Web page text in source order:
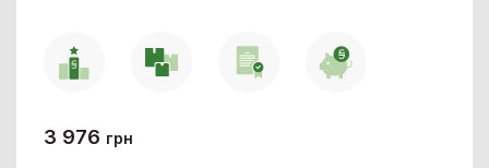
3 976 грн